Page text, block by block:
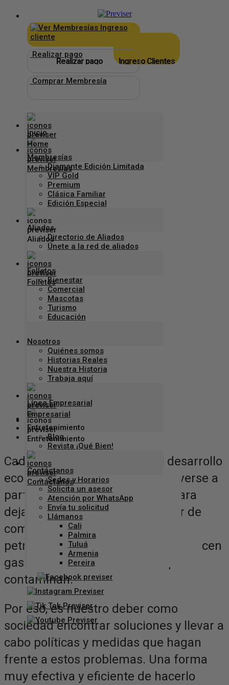
Ingreso
cliente
Realizar pago
Comprar Membresía
Inicio
Membresías
Diamante Edición Limitada
VIP Gold
Premium
Clásica Familiar
Edición Especial
Aliados
Directorio de Aliados
Únete a la red de aliados
Folletos
Bienestar
Comercial
Mascotas
Turismo
Educación
Nosotros
Quiénes somos
Historias Reales
Nuestra Historia
Trabaja aquí
Línea Empresarial
Entretenimiento
Blog
Revista ¡Qué Bien!
Contáctanos
Sedes y Horarios
Solicita un asesor
Atención por WhatsApp
Envía tu solicitud
Llámanos
Cali
Palmira
Tuluá
Armenia
Pereira
Realizar pago Ingreso Clientes
Seguir
Seguir
Seguir
Cada vez es más claro que el desarrollo
económico del mundo debe moverse a
partir de energías renovables, para
dejar atrás la generación a partir de
combustibles fósiles, como carbón,
petróleo o gas natural, ya que producen
gases de efecto invernadero que
contaminan.
Por eso, es nuestro deber como
sociedad encontrar soluciones y llevar a
cabo políticas y medidas que hagan
frente a estos problemas. Una forma
muy efectiva y eficiente de hacerlo